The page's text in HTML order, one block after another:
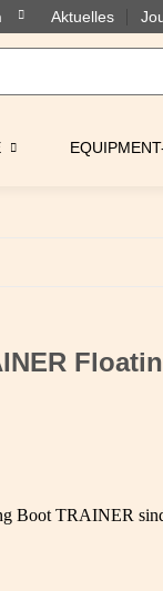
Aktuelles
Boot TRAINER